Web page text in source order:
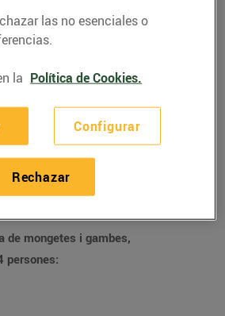
d'amanida de
i gambes
de mongetes i gambes,
persones:
las no esenciales o
la Política de Cookies.
Configurar
Rechazar